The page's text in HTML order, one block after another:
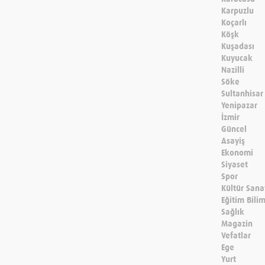
Karpuzlu
Koçarlı
Köşk
Kuşadası
Kuyucak
Nazilli
Söke
Sultanhisar
Yenipazar
İzmir
Güncel
Asayiş
Ekonomi
Siyaset
Spor
Kültür
Eğitim
Sağlık
Magazin
Vefatlar
Ege
Yurt